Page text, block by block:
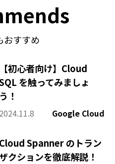
おすすめ
【初心者向け】Cloud
を触ってみましょ
う！
2024.11.8 Google Cloud
Cloud Spanner のトラン
クションを徹底解説！